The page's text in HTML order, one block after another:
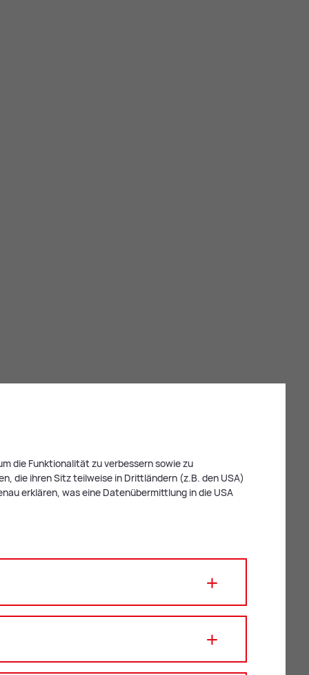
die Funktionalität zu verbessern sowie zu
die ihren Sitz teilweise in Drittländern (z.B. den USA)
erklären, was eine Datenübermittlung in die USA